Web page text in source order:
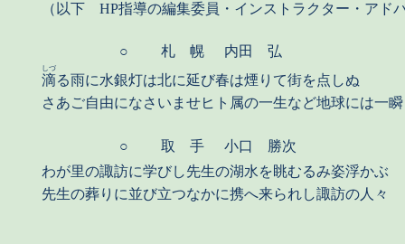
（以下 HP指導の編集委員・インストラクター・アド
○ 札 幌
内田 弘
滴
しづ
る雨に水銀灯は北に延び春は煙りて街を点しぬ
さあご自由になさいませヒト属の一生など地球には一瞬
○ 取 手
小口 勝次
わが里の諏訪に学びし先生の湖水を眺むるみ姿浮かぶ
先生の葬りに並び立つなかに携へ来られし諏訪の人々